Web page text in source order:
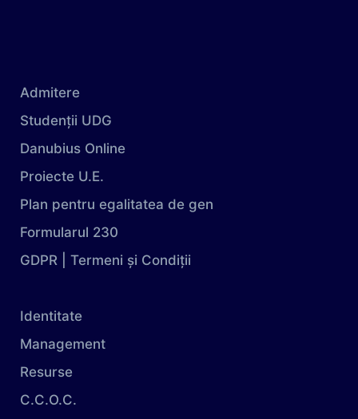
Admitere
Studenții UDG
Danubius Online
Proiecte U.E.
Plan pentru egalitatea de gen
Formularul 230
GDPR | Termeni și Condiții
Identitate
Management
Resurse
C.C.O.C.